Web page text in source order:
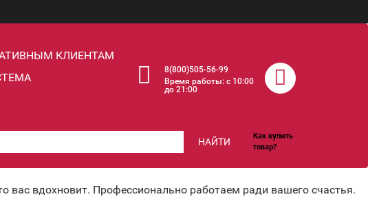
КЛИЕНТАМ
8(800)505-56-99
Время работы: c 10:00
до 21:00
НАЙТИ
Как купить
товар?
вас вдохновит. Профессионально работаем ради вашего счастья.